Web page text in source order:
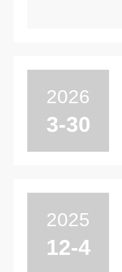
2026
3-30
2025
12-4